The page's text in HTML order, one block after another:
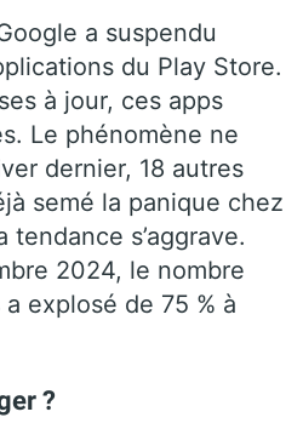
a suspendu
du Play Store.
à jour, ces apps
Le phénomène ne
dernier, 18 autres
semé la panique chez
s’aggrave.
2024, le nombre
explosé de 75 % à
?